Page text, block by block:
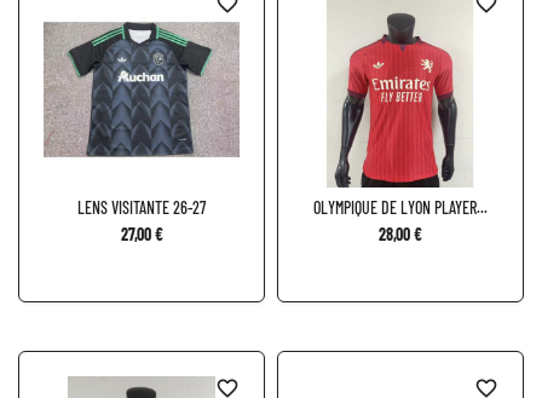
LENS VISITANTE 26-27
27,00 €
OLYMPIQUE DE LYON PLAYER...
28,00 €
favorite_border favorite_border